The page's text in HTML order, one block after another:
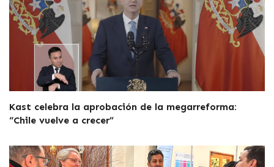
Kast celebra la aprobación de la megarreforma:
“Chile vuelve a crecer”